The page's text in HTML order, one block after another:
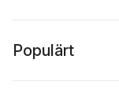
Populärt